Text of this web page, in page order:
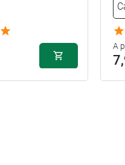
A